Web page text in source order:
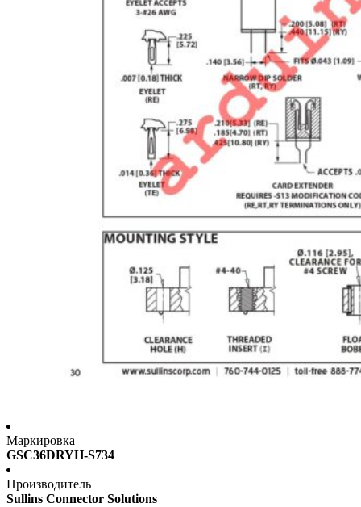
Маркировка
GSC36DRYH-S734
Производитель
Sullins Connector Solutions